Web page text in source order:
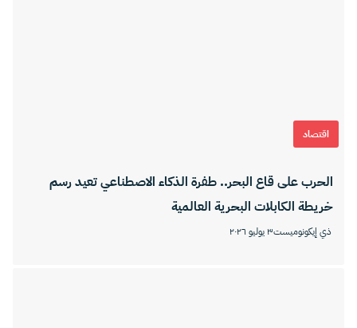
اقتصاد
الحرب على قاع البحر.. طفرة الذكاء الاصطناعي تعيد رسم
خريطة الكابلات البحرية العالمية
ذي إيكونوميست٣ يوليو ٢٠٢٦